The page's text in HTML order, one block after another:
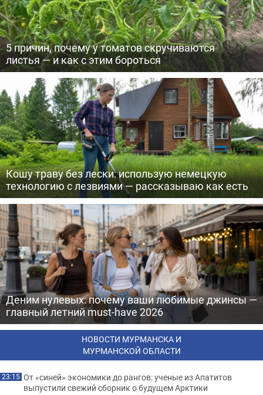
5 причин, почему у томатов скручиваются
листья — и как с этим бороться
Кошу траву без лески: использую немецкую
технологию с лезвиями — рассказываю как есть
Деним нулевых: почему ваши любимые джинсы —
главный летний must-have 2026
НОВОСТИ МУРМАНСКА И
МУРМАНСКОЙ ОБЛАСТИ
23:15 От «синей» экономики до рангов: ученые из Апатитов
выпустили свежий сборник о будущем Арктики